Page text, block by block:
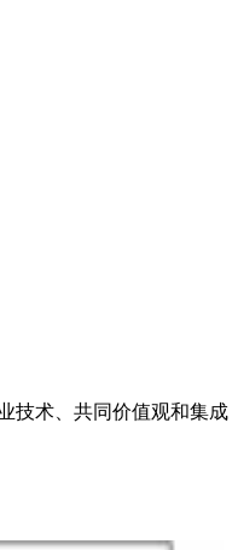
技术、共同价值观和集成